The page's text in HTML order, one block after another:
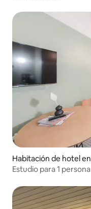
Habitación de hotel
Estudio para 1 persona